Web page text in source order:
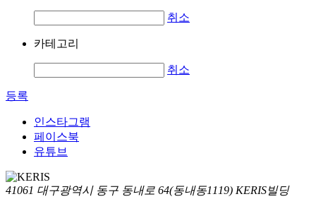
취소
카테고리
취소
등록
인스타그램
페이스북
유튜브
41061 대구광역시 동구 동내로 64(동내동1119) KERIS빌딩